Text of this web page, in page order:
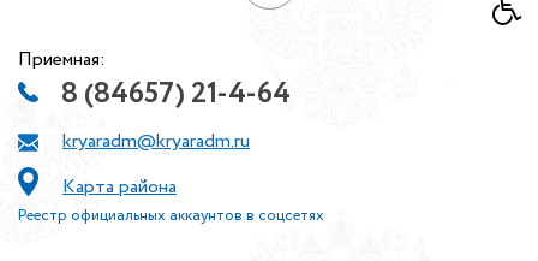
Приемная:
8 (84657) 21-4-64
kryaradm@kryaradm.ru
Карта района
Реестр официальных аккаунтов в соцсетях